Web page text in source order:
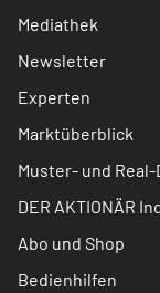
Mediathek
Newsletter
Experten
Marktüberblick
Muster- und
DER AKTIONÄR
Abo und Shop
Bedienhilfen